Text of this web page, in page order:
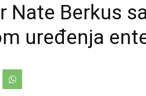
Nate Berkus
uređenja